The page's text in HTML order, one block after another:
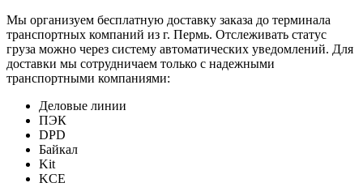
Мы организуем бесплатную доставку заказа до терминала
транспортных компаний из г. Пермь. Отслеживать статус
груза можно через систему автоматических уведомлений. Для
доставки мы сотрудничаем только с надежными
транспортными компаниями:
Деловые линии
ПЭК
DPD
Байкал
Kit
KCE